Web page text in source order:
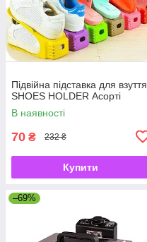
Підвійна підставка для взуття
SHOES HOLDER Асорті
В наявності
70 ₴ 232 ₴
Купити
–69%